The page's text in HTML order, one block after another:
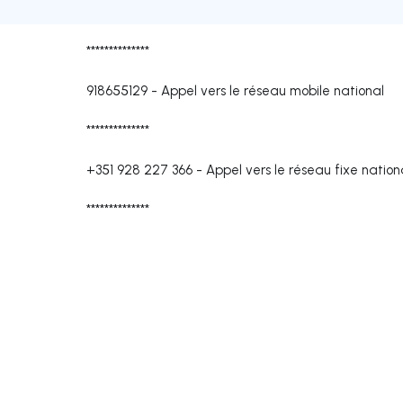
**************
918655129 - Appel vers le réseau mobile national
**************
+351 928 227 366 - Appel vers le réseau fixe
**************